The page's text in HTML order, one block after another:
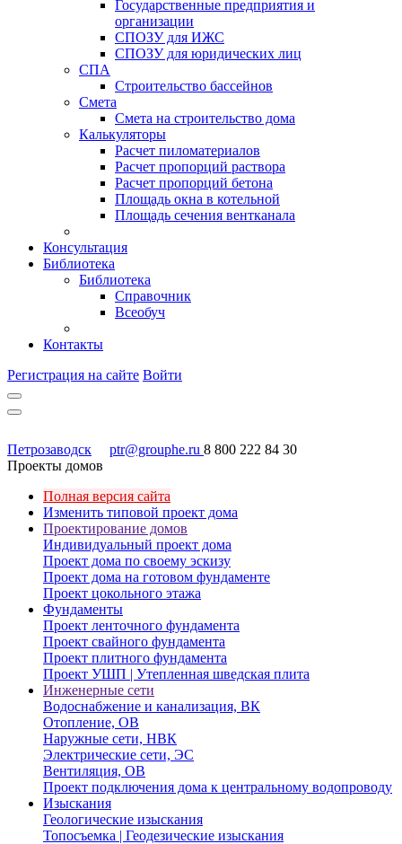
Государственные предприятия и
организации
СПОЗУ для ИЖС
СПОЗУ для юридических лиц
СПА
Строительство бассейнов
Смета
Смета на строительство дома
Калькуляторы
Расчет пиломатериалов
Расчет пропорций раствора
Расчет пропорций бетона
Площадь окна в котельной
Площадь сечения вентканала
Консультация
Библиотека
Библиотека
Справочник
Всеобуч
Контакты
Регистрация на сайте Войти
Петрозаводск ptr@grouphe.ru 8 800 222 84 30
Проекты домов
Полная версия сайта
Изменить типовой проект дома
Проектирование домов
Индивидуальный проект дома
Проект дома по своему эскизу
Проект дома на готовом фундаменте
Проект цокольного этажа
Фундаменты
Проект ленточного фундамента
Проект свайного фундамента
Проект плитного фундамента
Проект УШП | Утепленная шведская плита
Инженерные сети
Водоснабжение и канализация, ВК
Отопление, ОВ
Наружные сети, НВК
Электрические сети, ЭС
Вентиляция, ОВ
Проект подключения дома к центральному водопроводу
Изыскания
Геологические изыскания
Топосъемка | Геодезические изыскания